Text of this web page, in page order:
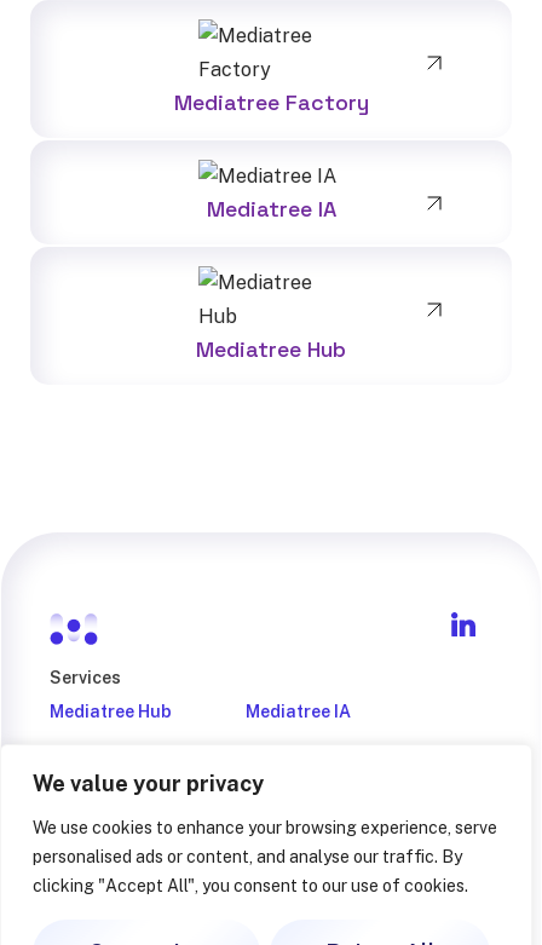
We value your privacy
We use cookies to enhance your browsing experience, serve
personalised ads or content, and analyse our traffic. By
clicking "Accept All", you consent to our use of cookies.
Mediatree Factory
Mediatree IA
Mediatree Hub
Services
Mediatree Hub
Mediatree IA
Entreprise
À propos
Devenir partenaire
Légal
Mentions Légales